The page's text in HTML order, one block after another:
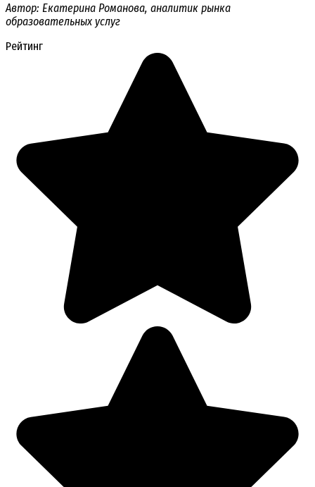
Автор: Екатерина Романова, аналитик рынка
образовательных услуг
Рейтинг